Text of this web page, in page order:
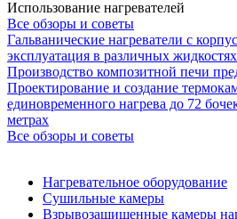
Использование нагревателей
Все обзоры и советы
Гальванические нагреватели с
эксплуатация в различных
Производство композитной печи
Проектирование и создание
единовременного нагрева до 72
метрах
Все обзоры и советы
Нагревательное оборудование
Сушильные камеры
Взрывозащищенные камеры